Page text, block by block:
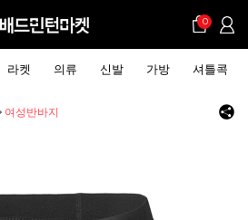
0
라켓 의류 신발 가방 셔틀콕
여성반바지